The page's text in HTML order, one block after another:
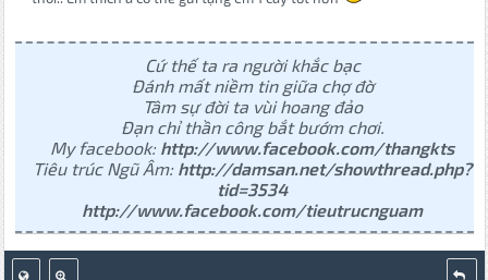
Cứ thế ta ra người khắc bạc
Đánh mất niềm tin giữa chợ đờ
Tâm sự đời ta vùi hoang đảo
Đạn chỉ thần công bắt bướm chơi.
My facebook: http://www.facebook.com/thangkts
Tiêu trúc Ngũ Âm: http://damsan.net/showthread.php?
tid=3534
http://www.facebook.com/tieutrucnguam